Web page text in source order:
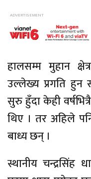
हालसम्म मुहान
उल्लेख्य प्रगति
सुरु हुँदा केही
थिए । तर अहिले
बाध्य छन् ।
स्थानीय चन्द्रसिंह